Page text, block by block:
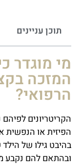
תוכן עניינים
מי מוגדר
המזכה
הרפואי?
הקריטריונים
הפיזית או הנפשית
בהיבט גילו של
ובהתאם להם נקבע